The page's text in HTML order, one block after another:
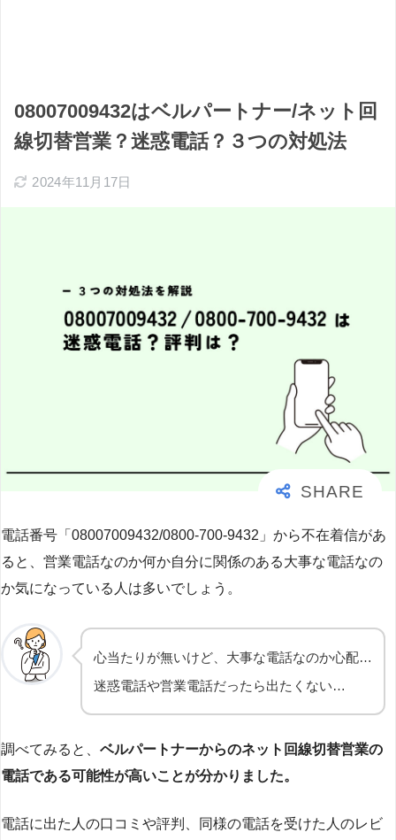
08007009432はベルパートナー/ネット回
線切替営業？迷惑電話？３つの対処法
2024年11月17日
電話番号「08007009432/0800-700-9432」から不在着信があ
ると、営業電話なのか何か自分に関係のある大事な電話なの
か気になっている人は多いでしょう。
心当たりが無いけど、大事な電話なのか心配…
迷惑電話や営業電話だったら出たくない…
調べてみると、 ベルパートナーからのネット回線切替営業の
電話である可能性が高いことが分かりました。
電話に出た人の口コミや評判、同様の電話を受けた人のレビ